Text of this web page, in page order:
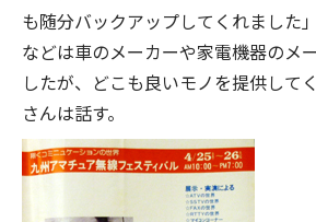
も随分バックアップしてくれました
などは車のメーカーや家電機器のメ
したが、どこも良いモノを提供して
さんは話す。